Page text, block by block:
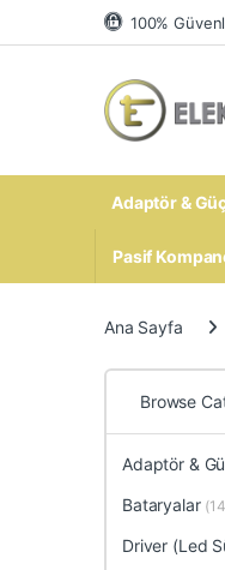
Skip to navigation
Skip to content 100%
Adaptör &
Pasif
Ana Sayfa
Browse
Adaptör &
Bataryalar
Driver (Led